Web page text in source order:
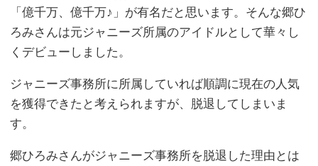
「億千万、億千万♪」が有名だと思います。そんな郷ひ
ろみさんは元ジャニーズ所属のアイドルとして華々し
くデビューしました。
ジャニーズ事務所に所属していれば順調に現在の人気
を獲得できたと考えられますが、脱退してしまいま
す。
郷ひろみさんがジャニーズ事務所を脱退した理由とは